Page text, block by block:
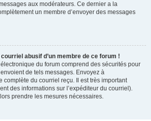
aux modérateurs. Ce dernier a la
un membre d’envoyer des messages
abusif d’un membre de ce forum !
du forum comprend des sécurités pour
de tels messages. Envoyez à
complète du courriel reçu. Il est très important
des informations sur l’expéditeur du courriel).
prendre les mesures nécessaires.